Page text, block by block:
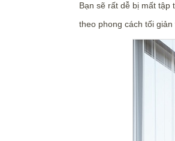
Bạn sẽ rất dễ bị mất tập
theo phong cách tối